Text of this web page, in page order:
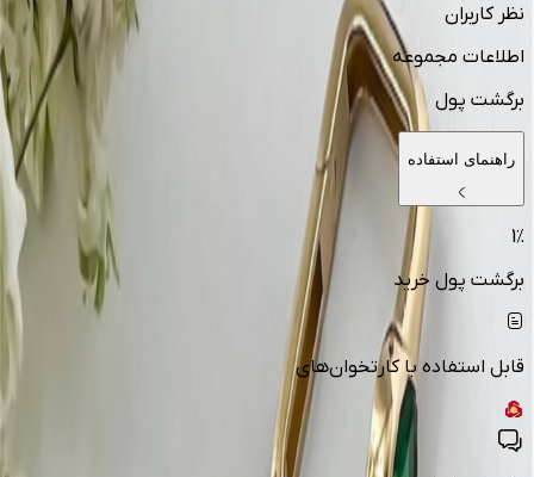
نظر کاربران
اطلاعات مجموعه
برگشت پول
راهنمای استفاده
1٪
برگشت پول خرید
قابل استفاده با کارتخوان‌های